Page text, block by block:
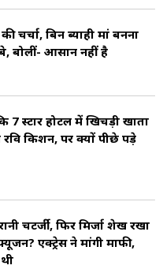
चर्चा, बिन ब्याही मां बनना
बोलीं- आसान नहीं है
7 स्टार होटल में खिचड़ी खाता
किशन, पर क्यों पीछे पड़े
चटर्जी, फिर मिर्जा शेख रखा
एक्ट्रेस ने मांगी माफी,